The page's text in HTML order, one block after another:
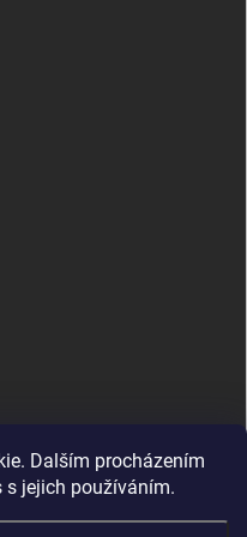
Dalším procházením
jejich používáním.